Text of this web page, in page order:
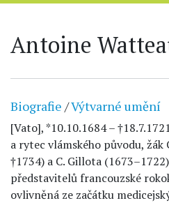
Antoine
Biografie /Výtvarné umění
[Vato], *10.10.1684 –
a rytec vlámského původu, žák
†1734) a C. Gillota
představitelů francouzské
ovlivněná ze začátku